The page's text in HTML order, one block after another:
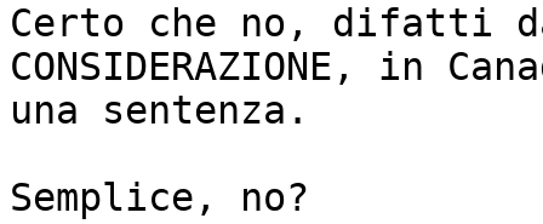
Certo che no, difatti
CONSIDERAZIONE, in
una sentenza.
Semplice, no?